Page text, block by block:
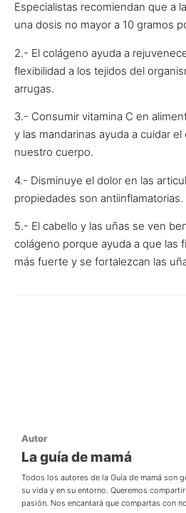
Especialistas recomiendan que a
una dosis no mayor a 10 gramos
2.- El colágeno ayuda a
flexibilidad a los tejidos del
arrugas.
3.- Consumir vitamina C en
y las mandarinas ayuda a cuidar
nuestro cuerpo.
4.- Disminuye el dolor en las
propiedades son antiinflamatorias.
5.- El cabello y las uñas se ven
colágeno porque ayuda a que las
más fuerte y se fortalezcan las
Autor
La guía de mamá
Todos los autores de la Guía de mamá son
su vida y en su entorno. Queremos
pasión. Nos encantará que compartas con